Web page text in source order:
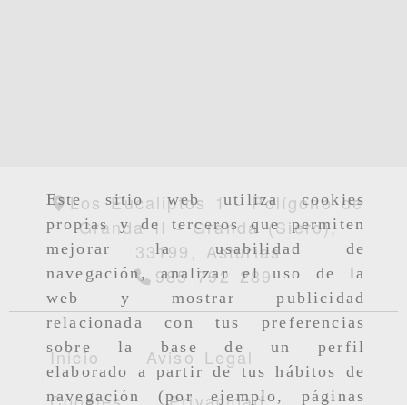
Este sitio web utiliza cookies
propias y de terceros que permiten
mejorar la usabilidad de
navegación, analizar el uso de la
web y mostrar publicidad
relacionada con tus preferencias
sobre la base de un perfil
elaborado a partir de tus hábitos de
navegación (por ejemplo, páginas
Los Eucaliptos 1 - Polígono de
Granda II -Granda (Siero),
33199, Asturias
985 792 289
Inicio
Aviso Legal